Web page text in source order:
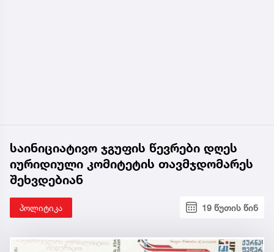
საინიციატივო ჯგუფის წევრები დღეს
იურიდიული კომიტეტის თავმჯდომარეს
შეხვდებიან
პოლიტიკა 19 წუთის წინ